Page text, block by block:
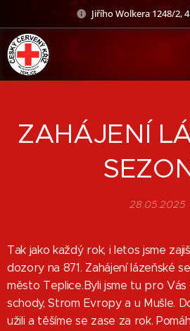
Jiřího Wolkera 1248/2,
ZAHÁJENÍ
28.05.2025
Tak jako každý rok, i letos jsme
dozory na 871. Zahájení lázeňské
město Teplice.Byli jsme tu pro
schody, Strom Evropy a u Mušle.
užili a těšíme se zase za rok.